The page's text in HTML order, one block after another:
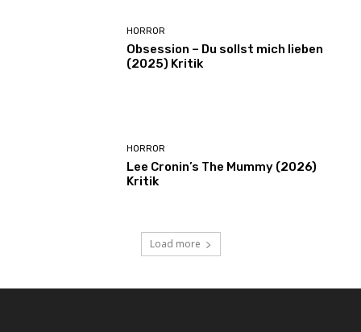
HORROR
Obsession – Du sollst mich lieben
(2025) Kritik
HORROR
Lee Cronin’s The Mummy (2026)
Kritik
Load more